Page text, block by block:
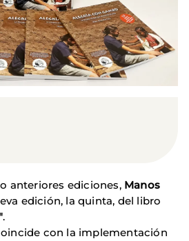
anteriores ediciones, Manos
edición, la quinta, del libro
.
con la implementación